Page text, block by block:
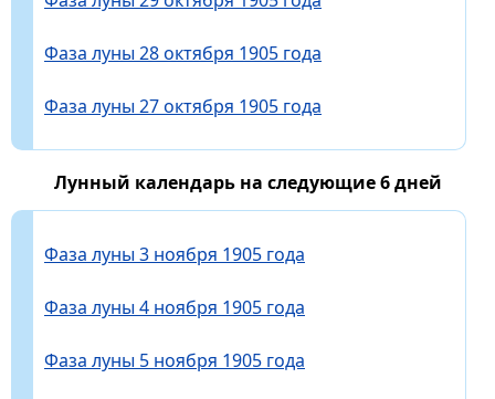
Фаза луны 28 октября 1905 года
Фаза луны 27 октября 1905 года
Лунный календарь на следующие 6 дней
Фаза луны 3 ноября 1905 года
Фаза луны 4 ноября 1905 года
Фаза луны 5 ноября 1905 года